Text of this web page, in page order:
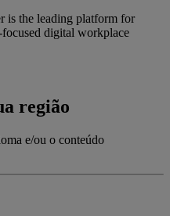
is the leading platform for
digital workplace
região
e/ou o conteúdo